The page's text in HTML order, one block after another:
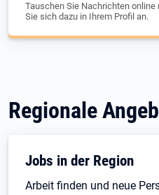
Tauschen Sie Nachrichten
Sie sich dazu in Ihrem Profil an.
Regionale
Jobs in der Region
Arbeit finden und neue